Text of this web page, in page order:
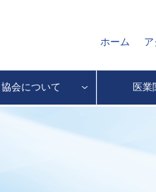
ホーム ア
協会について 医業